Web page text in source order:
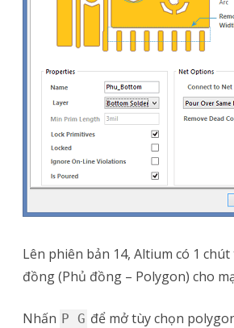
Lên phiên bản 14, Altium có 1
đồng (Phủ đồng – Polygon) cho
Nhấn P G để mở tùy chọn